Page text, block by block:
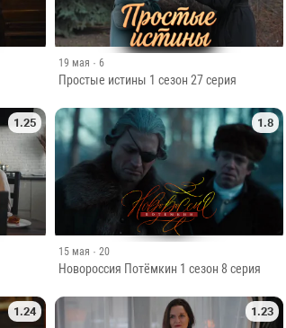
19 мая · 6
Простые истины 1 сезон 27 серия
1.25 1.8
15 мая · 20
Новороссия Потёмкин 1 сезон 8 серия
1.24 1.23